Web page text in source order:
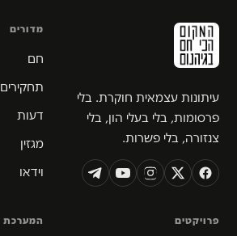
עיתונות עצמאית חוקרת. בלי
פרסומות, בלי בעלי הון, בלי
צנזורה, בלי פשרות.
מדורים
חם
תחקירים
דעות
מגזין
וידאו
פרויקטים המערכת